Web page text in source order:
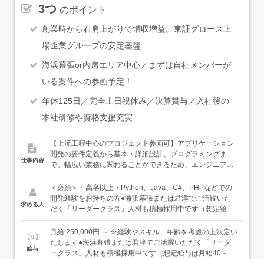
3つ のポイント
創業時から右肩上がりで増収増益。東証グロース上
場企業グループの安定基盤
海浜幕張or内房エリア中心／まずは自社メンバーが
いる案件への参画予定！
年休125日／完全土日祝休み／決算賞与／入社後の
本社研修や資格支援充実
仕事内容
【上流工程中心のプロジェクト参画可】アプリケーション
開発の要件定義から基本・詳細設計、プログラミングま
で。幅広い業務に関わることができるため、エンジニアと
してのやりがいを感じられる環境です。経験浅めで入社さ
れた方は、入社後まずは本社にて研修を行います。実機を
使用した資格取得に向けての勉強が中心になりますので、
集中してスキルを身につけられる環境があります。●使用
ート勤務も実施中
求める人
＜必須＞・高卒以上・Python、Java、C#、PHPなどでの
開発経験をお持ちの方●海浜幕張または君津でご活躍いた
だく「リーダークラス」人材も積極採用中です（想定給与
は月給40～50万円）技術やスキル以上に、みなさんの「人
間力」「人柄」を重視したいと思っています。お客様のニ
ーズを掴むにはコミュニケーション力が、お客様から信頼
されるには人柄が大切になってきます。こうした採用基準
給与
月給 250,000円 ～ ※経験やスキル、年齢を考慮の上決定い
たします●海浜幕張または君津でご活躍いただく「リーダ
ークラス」人材も積極採用中です（想定給与は月給40～50